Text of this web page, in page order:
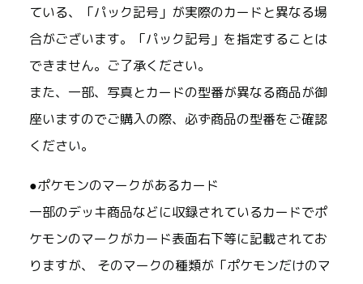
ている、「パック記号」が実際のカードと異なる場
合がございます。「パック記号」を指定することは
できません。ご了承ください。
また、一部、写真とカードの型番が異なる商品が御
座いますのでご購入の際、必ず商品の型番をご確認
ください。
●ポケモンのマークがあるカード
一部のデッキ商品などに収録されているカードでポ
ケモンのマークがカード表面右下等に記載されてお
りますが、 そのマークの種類が「ポケモンだけのマ